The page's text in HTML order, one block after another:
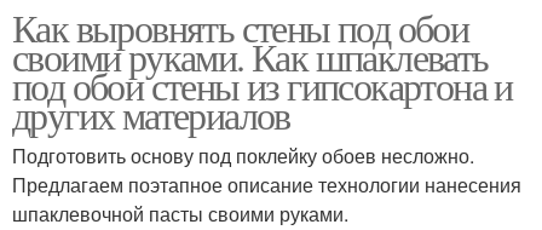
Как выровнять стены под обои
своими руками. Как шпаклевать
под обои стены из гипсокартона и
других материалов
Подготовить основу под поклейку обоев несложно.
Предлагаем поэтапное описание технологии нанесения
шпаклевочной пасты своими руками.